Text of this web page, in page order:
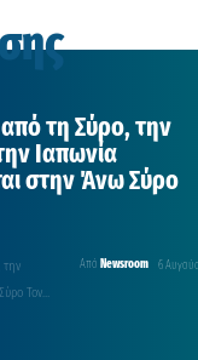
από τη Σύρο, την
Ιαπωνία
στην Άνω Σύρο
Από Newsroom 6
την
Τον